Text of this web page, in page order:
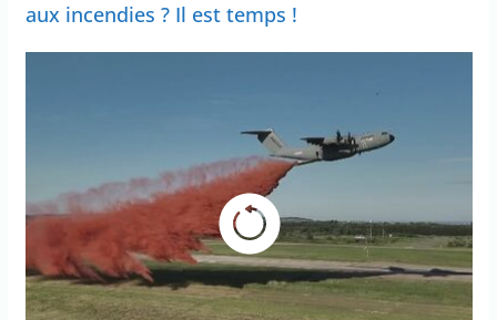
aux incendies ? Il est temps !